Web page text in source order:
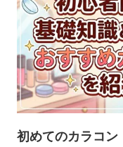
初めてのカラコン